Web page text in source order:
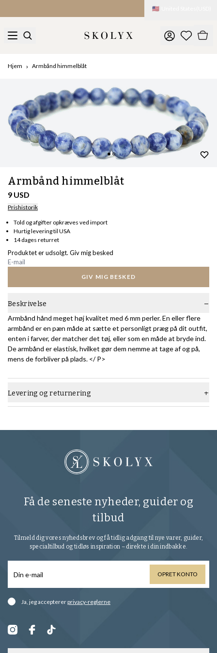
🇺🇸
Hjem Armbånd himmelblåt
Armbånd himmelblåt
9 USD
Prishistorik
Told og afgifter opkræves ved import
Hurtig levering til USA
14 dages returret
Produktet er udsolgt. Giv mig besked
GIV MIG BESKED
Beskrivelse
Armbånd hånd meget høj kvalitet med 6 mm perler. En eller flere
armbånd er en pæn måde at sætte et personligt præg på dit outfit,
enten i farver, der matcher det tøj, eller som en måde at bryde ind.
De armbånd er elastisk, hvilket gør dem nemme at tage af og på,
mens de forbliver på plads. </ P>
Levering og returnering
Få de seneste nyheder, guider og
tilbud
Tilmeld dig vores nyhedsbrev og få tidlig adgang til nye varer, guider,
specialtilbud og tidløs inspiration – direkte i din indbakke.
OPRET KONTO
Ja, jeg acceptererprivacy-reglerne